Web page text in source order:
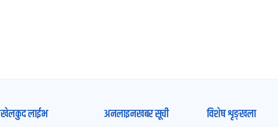
खेलकुद लाईभ अनलाइनखबर सूची विशेष शृङ्खला